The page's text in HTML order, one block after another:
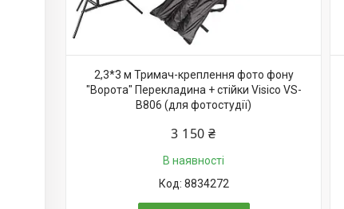
2,3*3 м Тримач-креплення фото фону
"Ворота" Перекладина + стійки Visico VS-
B806 (для фотостудії)
3 150 ₴
В наявності
8834272